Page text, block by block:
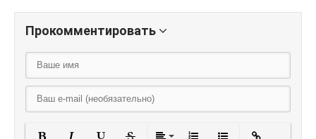
Прокомментировать